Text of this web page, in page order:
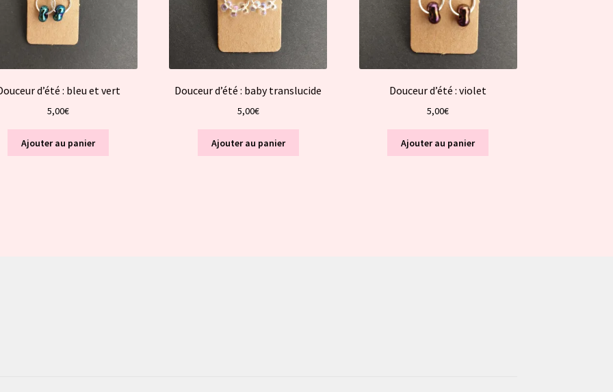
d’été : bleu et vert
5,00€
Ajouter au panier
Douceur d’été : baby translucide
5,00€
Ajouter au panier
Douceur d’été : violet
5,00€
Ajouter au panier